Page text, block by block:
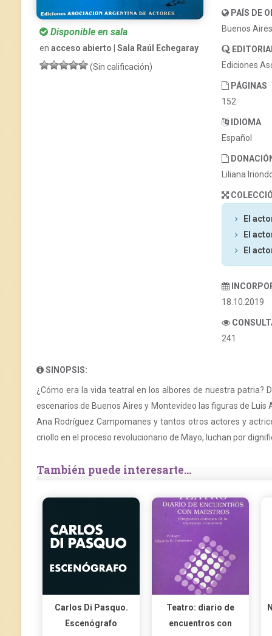
Disponible en sala
en acceso abierto | Sala Raúl Echegaray
(Sin calificación)
PAÍS DE
Buenos
Ediciones
PÁGINAS
152
IDIOMA
Español
Liliana
El
El
El
18.10.2019
241
SINOPSIS:
¿Cómo era la vida teatral en los albores de nuestra patria?
escenarios de Buenos Aires y Montevideo las figuras de
Ana Rodríguez Campomanes y tantos otros actores y
criollo en el proceso revolucionario de Mayo, luchan por
También puede interesarte...
Carlos Di Pasquo.
Escenógrafo
Teatro: diario de
encuentros con